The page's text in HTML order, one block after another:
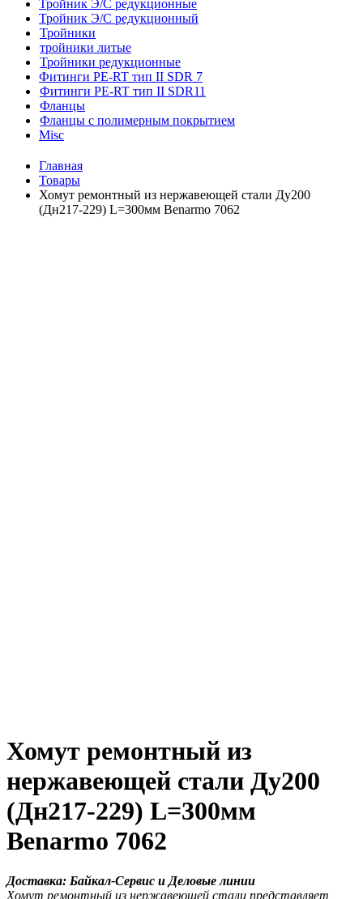
Тройник Э/С редукционные
Тройник Э/С редукционный
Тройники
тройники литые
Тройники редукционные
Фитинги PE-RT тип II SDR 7
Фитинги PE-RT тип II SDR11
Фланцы
Фланцы с полимерным покрытием
Misc
Главная
Товары
Хомут ремонтный из нержавеющей стали Ду200
(Дн217-229) L=300мм Benarmo 7062
Хомут ремонтный из
нержавеющей стали Ду200
(Дн217-229) L=300мм
Benarmo 7062
Доставка: Байкал-Сервис и Деловые линии
Хомут ремонтный из нержавеющей стали представляет